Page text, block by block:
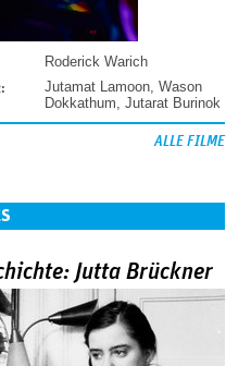
Roderick Warich
Jutamat Lamoon Wason
Dokkathum Jutarat Burinok
ALLE FILME
Jutta Brückner